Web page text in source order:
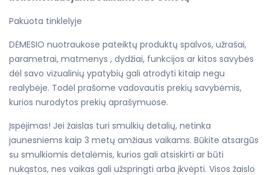
Pakuota tinklelyje
DĖMESIO nuotraukose pateiktų produktų spalvos, užrašai,
parametrai, matmenys , dydžiai, funkcijos ar kitos savybės
dėl savo vizualinių ypatybių gali atrodyti kitaip negu
realybėje. Todėl prašome vadovautis prekių savybėmis,
kurios nurodytos prekių aprašymuose.
Įspėjimas! Jei žaislas turi smulkių detalių, netinka
jaunesniems kaip 3 metų amžiaus vaikams. Būkite atsargūs
su smulkiomis detalėmis, kurios gali atsiskirti ar būti
nukąstos, nes vaikas gali užspringti arba įkvėpti. Visos žaislo